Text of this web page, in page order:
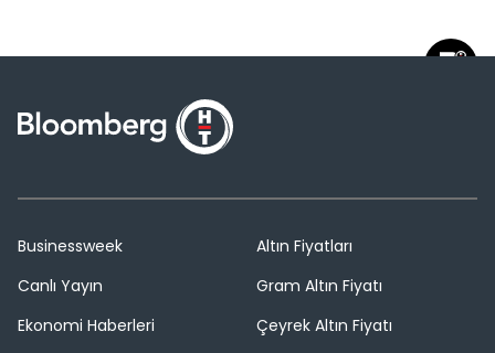
Businessweek
Canlı Yayın
Ekonomi Haberleri
Altın Fiyatları
Gram Altın Fiyatı
Çeyrek Altın Fiyatı